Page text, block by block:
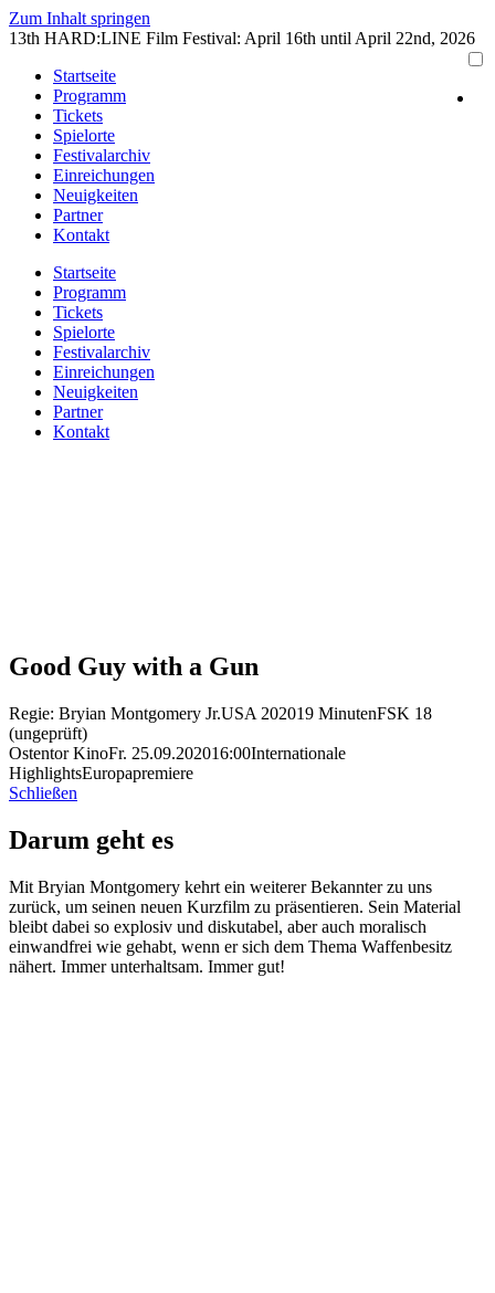
Zum Inhalt springen
13th HARD:LINE Film Festival: April 16th until April 22nd, 2026
Startseite
Programm
Tickets
Spielorte
Festivalarchiv
Einreichungen
Neuigkeiten
Partner
Kontakt
Startseite
Programm
Tickets
Spielorte
Festivalarchiv
Einreichungen
Neuigkeiten
Partner
Kontakt
Good Guy with a Gun
Regie: Bryian Montgomery Jr.USA 202019 MinutenFSK 18
(ungeprüft)
Ostentor KinoFr. 25.09.202016:00Internationale
HighlightsEuropapremiere
Schließen
Darum geht es
Mit Bryian Montgomery kehrt ein weiterer Bekannter zu uns
zurück, um seinen neuen Kurzfilm zu präsentieren. Sein Material
bleibt dabei so explosiv und diskutabel, aber auch moralisch
einwandfrei wie gehabt, wenn er sich dem Thema Waffenbesitz
nähert. Immer unterhaltsam. Immer gut!